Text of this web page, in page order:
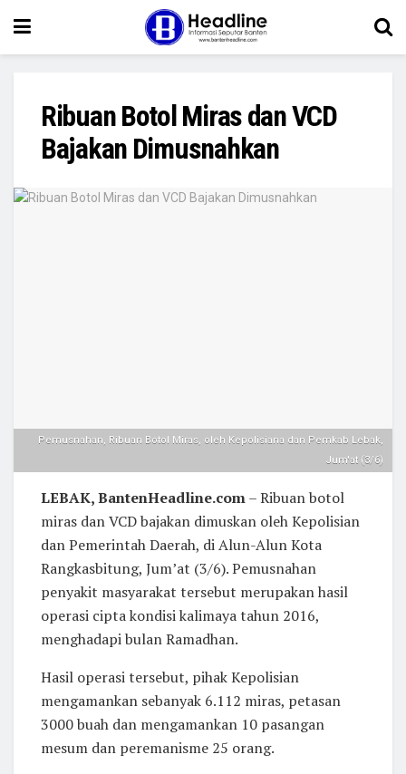
Ribuan Botol Miras dan VCD
Bajakan Dimusnahkan
Pemusnahan, Ribuan Botol Miras, oleh Kepolisiana dan Pemkab Lebak,
Jum'at (3/6)
LEBAK, BantenHeadline.com– Ribuan botol
miras dan VCD bajakan dimuskan oleh Kepolisian
dan Pemerintah Daerah, di Alun-Alun Kota
Rangkasbitung, Jum’at (3/6). Pemusnahan
penyakit masyarakat tersebut merupakan hasil
operasi cipta kondisi kalimaya tahun 2016,
menghadapi bulan Ramadhan.
Hasil operasi tersebut, pihak Kepolisian
mengamankan sebanyak 6.112 miras, petasan
3000 buah dan mengamankan 10 pasangan
mesum dan peremanisme 25 orang.